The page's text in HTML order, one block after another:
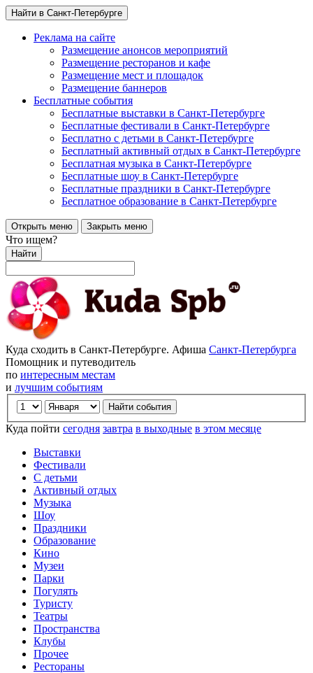
Найти в Санкт-Петербурге
Реклама на сайте
Размещение анонсов мероприятий
Размещение ресторанов и кафе
Размещение мест и площадок
Размещение баннеров
Бесплатные события
Бесплатные выставки в Санкт-Петербурге
Бесплатные фестивали в Санкт-Петербурге
Бесплатно с детьми в Санкт-Петербурге
Бесплатный активный отдых в Санкт-Петербурге
Бесплатная музыка в Санкт-Петербурге
Бесплатные шоу в Санкт-Петербурге
Бесплатные праздники в Санкт-Петербурге
Бесплатное образование в Санкт-Петербурге
Открыть меню Закрыть меню
Что ищем?
Найти
Куда сходить в Санкт-Петербурге. Афиша Санкт-Петербурга
Помощник и путеводитель
по интересным местам
и лучшим событиям
Куда пойти сегодня завтра в выходные в этом месяце
Выставки
Фестивали
С детьми
Активный отдых
Музыка
Шоу
Праздники
Образование
Кино
Музеи
Парки
Погулять
Туристу
Театры
Пространства
Клубы
Прочее
Рестораны